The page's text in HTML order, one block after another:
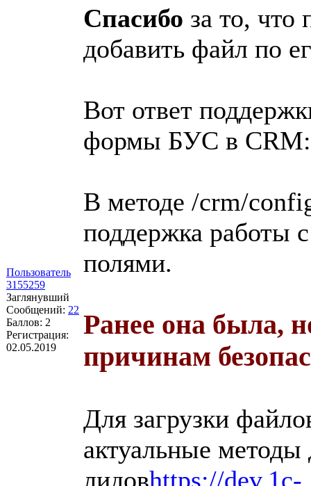
Пользователь
3155259
Заглянувший
Сообщений: 22
Баллов: 2
Регистрация:
02.05.2019
Спасибо за то, что
добавить файл по
Вот ответ
формы БУС в CRM:
В методе /crm/
поддержка работы
полями.
Ранее она была,
причинам
Для загрузки
актуальные методы
лидовhttps://dev.1c-